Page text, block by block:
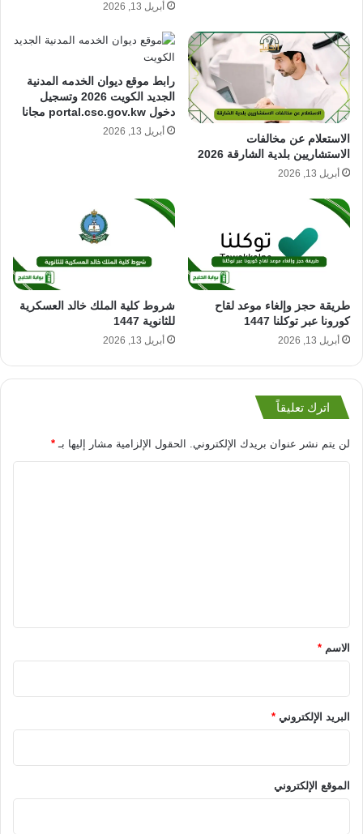
أبريل 13, 2026
الاستعلام عن مخالفات
الاستشاريين بلدية الشارقة 2026
أبريل 13, 2026
رابط موقع ديوان الخدمه المدنية
الجديد الكويت 2026 وتسجيل
دخول portal.csc.gov.kw مجانا
أبريل 13, 2026
طريقة حجز وإلغاء موعد لقاح
كورونا عبر توكلنا 1447
أبريل 13, 2026
شروط كلية الملك خالد العسكرية
للثانوية 1447
أبريل 13, 2026
اترك تعليقاً
لن يتم نشر عنوان بريدك الإلكتروني. الحقول الإلزامية مشار إليها بـ *
*الاسم *
البريد الإلكتروني *
الموقع الإلكتروني